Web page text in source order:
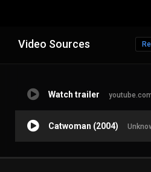
Video Sources
Watch trailer
Catwoman (2004)